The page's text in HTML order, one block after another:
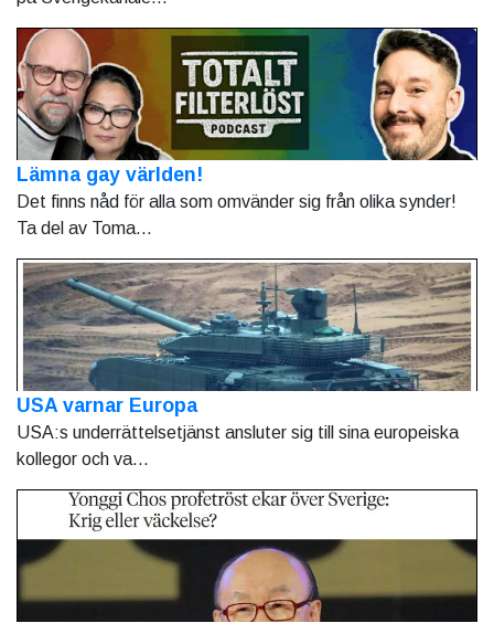
Lämna gay världen!
Det finns nåd för alla som omvänder sig från olika synder!
Ta del av Toma...
USA varnar Europa
USA:s underrättelsetjänst ansluter sig till sina europeiska
kollegor och va...